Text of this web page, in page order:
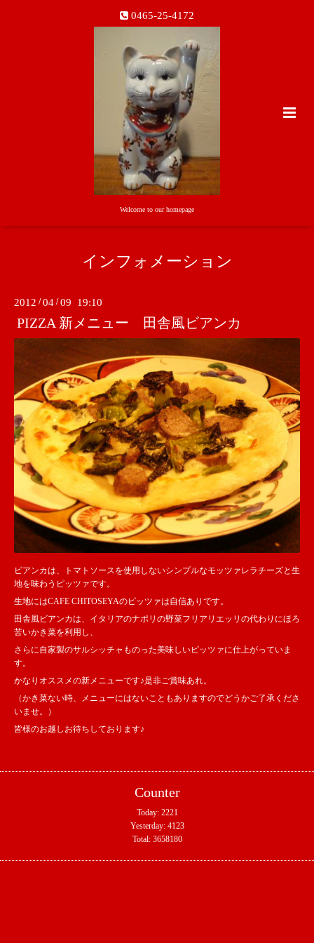
0465-25-4172
Welcome to our homepage
インフォメーション
2012 /04 /09 19:10
PIZZA 新メニュー 田舎風ビアンカ
ビアンカは、トマトソースを使用しないシンプルなモッツァレラチーズと生
地を味わうピッツァです。
生地にはCAFE CHITOSEYAのピッツァは自信ありです。
田舎風ビアンカは、イタリアのナポリの野菜フリアリエッリの代わりにほろ
苦いかき菜を利用し、
さらに自家製のサルシッチャものった美味しいピッツァに仕上がっていま
す。
かなりオススメの新メニューです♪是非ご賞味あれ。
（かき菜ない時、メニューにはないこともありますのでどうかご了承くださ
いませ。）
皆様のお越しお待ちしております♪
Counter
Today: 2221
Yesterday: 4123
Total: 3658180